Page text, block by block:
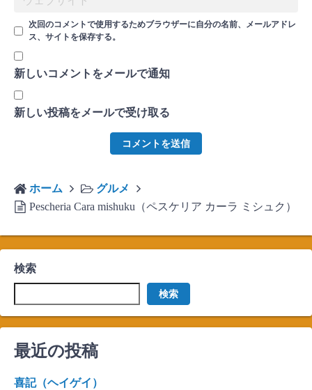
次回のコメントで使用するためブラウザーに自分の名前、メールアドレ
ス、サイトを保存する。
新しいコメントをメールで通知
新しい投稿をメールで受け取る
ホーム
グルメ
Pescheria Cara mishuku（ペスケリア カーラ ミシュク）
検索
検索
最近の投稿
喜記（ヘイゲイ）